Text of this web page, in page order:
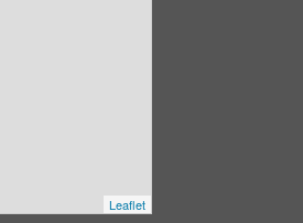
Leaflet